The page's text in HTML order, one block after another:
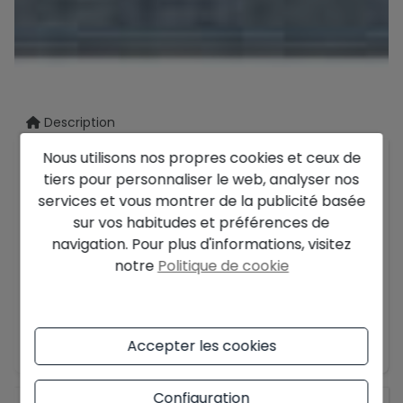
Description
Découvrez cette superbe villa neuve à
Pedreguer, conçue pour offrir luxe, confort et une
atmosphère méditerranéenne unique. Située
dans un emplacement privilégié de la Costa
Blanca, la propriété propose tranquillité,
élégance et un cadre idéal pour profiter du
Son architecture moderne, ses espaces ouverts
et ses grandes baies vitrées créent une
cuisine haut de gamme et les finitions soignées
En savoir plus
Nous utilisons nos propres cookies et ceux de
tiers pour personnaliser le web, analyser nos
services et vous montrer de la publicité basée
sur vos habitudes et préférences de
navigation. Pour plus d'informations, visitez
notre Politique de cookie
Accepter les cookies
Configuration